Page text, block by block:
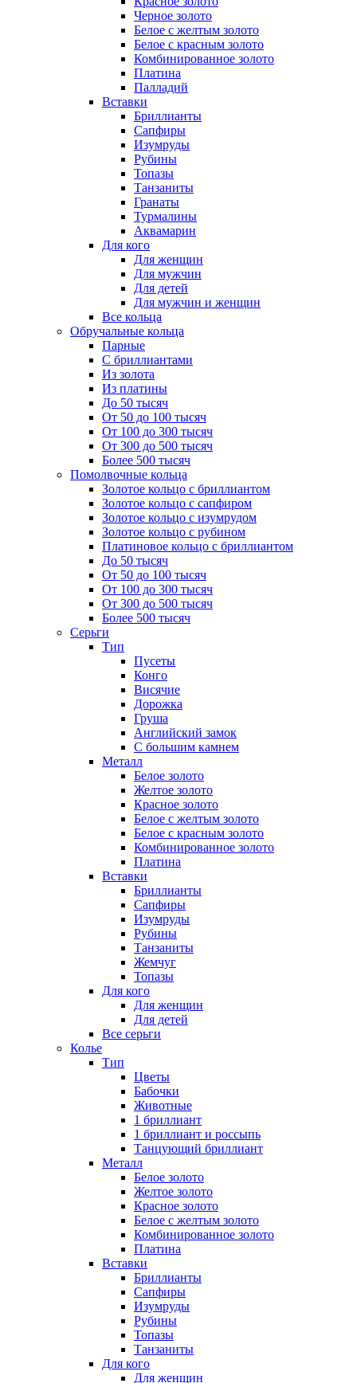
Черное золото
Белое с желтым золото
Белое с красным золото
Комбинированное золото
Платина
Палладий
Вставки
Бриллианты
Сапфиры
Изумруды
Рубины
Топазы
Танзаниты
Гранаты
Турмалины
Аквамарин
Для кого
Для женщин
Для мужчин
Для детей
Для мужчин и женщин
Все кольца
Обручальные кольца
Парные
С бриллиантами
Из золота
Из платины
До 50 тысяч
От 50 до 100 тысяч
От 100 до 300 тысяч
От 300 до 500 тысяч
Более 500 тысяч
Помолвочные кольца
Золотое кольцо с бриллиантом
Золотое кольцо с сапфиром
Золотое кольцо с изумрудом
Золотое кольцо с рубином
Платиновое кольцо с бриллиантом
До 50 тысяч
От 50 до 100 тысяч
От 100 до 300 тысяч
От 300 до 500 тысяч
Более 500 тысяч
Серьги
Тип
Пусеты
Конго
Висячие
Дорожка
Груша
Английский замок
С большим камнем
Металл
Белое золото
Желтое золото
Красное золото
Белое с желтым золото
Белое с красным золото
Комбинированное золото
Платина
Вставки
Бриллианты
Сапфиры
Изумруды
Рубины
Танзаниты
Жемчуг
Топазы
Для кого
Для женщин
Для детей
Все серьги
Колье
Тип
Цветы
Бабочки
Животные
1 бриллиант
1 бриллиант и россыпь
Танцующий бриллиант
Металл
Белое золото
Желтое золото
Красное золото
Белое с желтым золото
Комбинированное золото
Платина
Вставки
Бриллианты
Сапфиры
Изумруды
Рубины
Топазы
Танзаниты
Для кого
Для женщин